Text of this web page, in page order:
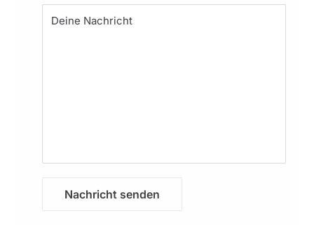
Deine Nachricht
Nachricht senden